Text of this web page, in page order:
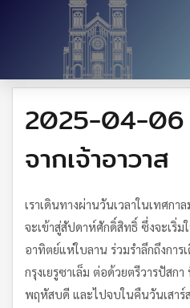
2025-04-06
จากเจ้าอาวาส
เราเดินทางผ่านวันเวลาในเทศก
จะเข้าสู่สัปดาห์ศักดิ์สิทธิ์ ซึ่งจะเริ่
อาทิตย์แห่ใบลาน ร่วมรำลึกถึงการ
กรุงเยรูซาเล็ม ต่อด้วยตรีวารปัสก
พฤหัสบดี และไปจบในคืนวันเสาร์